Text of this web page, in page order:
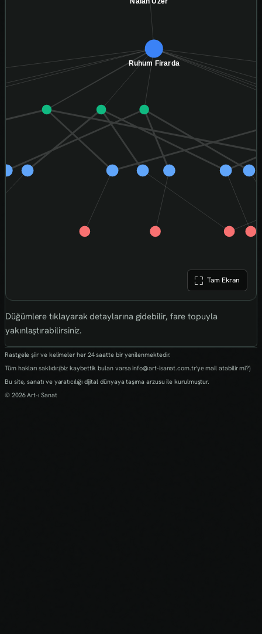
Tam Ekran
Düğümlere tıklayarak detaylarına gidebilir, fare topuyla
yakınlaştırabilirsiniz.
Rastgele şiir ve kelimeler her 24 saatte bir yenilenmektedir.
Tüm hakları saklıdır.(biz kaybettik bulan varsa info@art-isanat.com.tr'ye mail atabilir mi?)
Bu site, sanatı ve yaratıcılığı dijital dünyaya taşıma arzusu ile kurulmuştur.
© 2026 Art-ı Sanat